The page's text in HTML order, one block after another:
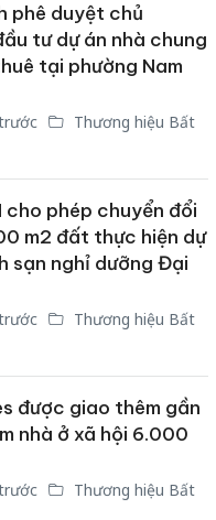
phê duyệt chủ
tư dự án nhà chung
tại phường Nam
Thương hiệu Bất
cho phép chuyển đổi
m2 đất thực hiện dự
sạn nghỉ dưỡng Đại
Thương hiệu Bất
được giao thêm gần
nhà ở xã hội 6.000
Thương hiệu Bất